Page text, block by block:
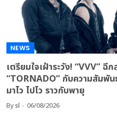
NEWS
เตรียมใจเฝ้าระวัง! “VVV” ฉี
“TORNADO” กับความสัมพัน
มาไว ไปไว ราวกับพายุ
Bysl 06/08/2026